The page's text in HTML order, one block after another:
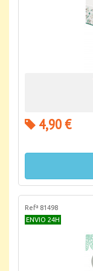
4,90 €
Refª 81498
ENVIO 24H